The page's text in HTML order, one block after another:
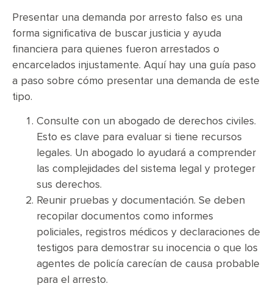
Presentar una demanda por arresto falso es una
forma significativa de buscar justicia y ayuda
financiera para quienes fueron arrestados o
encarcelados injustamente. Aquí hay una guía paso
a paso sobre cómo presentar una demanda de este
tipo.
Consulte con un abogado de derechos civiles.
Esto es clave para evaluar si tiene recursos
legales. Un abogado lo ayudará a comprender
las complejidades del sistema legal y proteger
sus derechos.
Reunir pruebas y documentación. Se deben
recopilar documentos como informes
policiales, registros médicos y declaraciones de
testigos para demostrar su inocencia o que los
agentes de policía carecían de causa probable
para el arresto.